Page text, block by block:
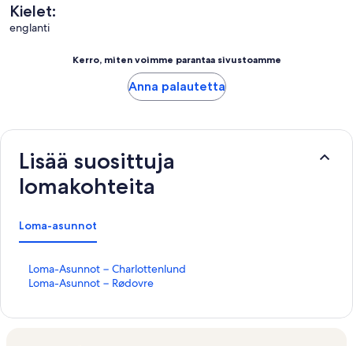
Kielet:
englanti
Kerro, miten voimme parantaa sivustoamme
Anna palautetta
Lisää suosittuja
lomakohteita
Loma-asunnot
Loma-Asunnot − Charlottenlund
K
o
Loma-Asunnot − Rødovre
K